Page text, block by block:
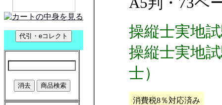
操縦士実地
操縦士実地
士）
消費税8％対応済み